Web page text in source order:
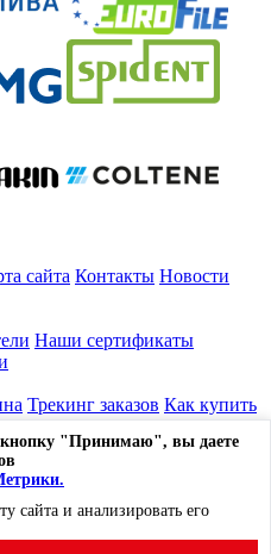
сайта Контакты Новости
Наши сертификаты
Трекинг заказов Как купить
д.7, стр. 1
"Принимаю", вы даете
сайта и анализировать его